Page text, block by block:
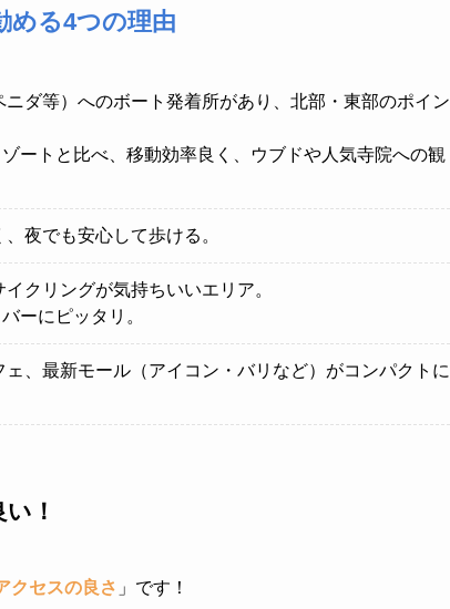
める4つの理由
ニダ等）へのボート発着所があり、北部・東部のポイン
ートと比べ、移動効率良く、ウブドや人気寺院への観
夜でも安心して歩ける。
クリングが気持ちいいエリア。
ーにピッタリ。
、最新モール（アイコン・バリなど）がコンパクトに
！
クセスの良さ 」です！